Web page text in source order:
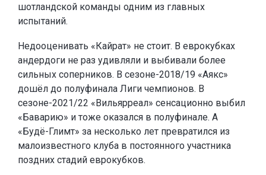
шотландской команды одним из главных
испытаний.
Недооценивать «Кайрат» не стоит. В еврокубках
андердоги не раз удивляли и выбивали более
сильных соперников. В сезоне-2018/19 «Аякс»
дошёл до полуфинала Лиги чемпионов. В
сезоне-2021/22 «Вильярреал» сенсационно выбил
«Баварию» и тоже оказался в полуфинале. А
«Будё-Глимт» за несколько лет превратился из
малоизвестного клуба в постоянного участника
поздних стадий еврокубков.